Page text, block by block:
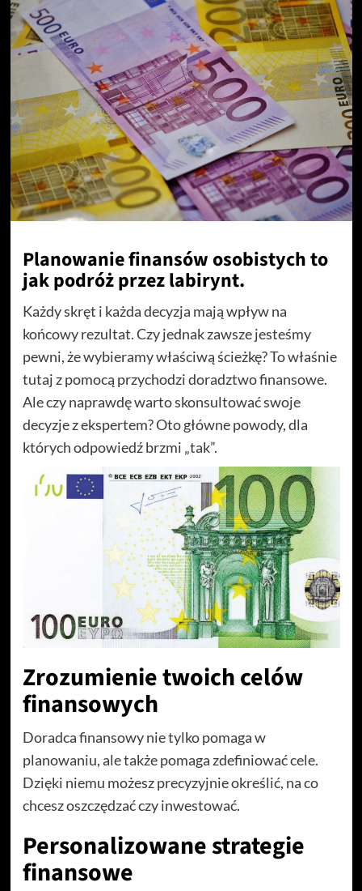
Planowanie finansów osobistych to
jak podróż przez labirynt.
Każdy skręt i każda decyzja mają wpływ na
końcowy rezultat. Czy jednak zawsze jesteśmy
pewni, że wybieramy właściwą ścieżkę? To właśnie
tutaj z pomocą przychodzi doradztwo finansowe.
Ale czy naprawdę warto skonsultować swoje
decyzje z ekspertem? Oto główne powody, dla
których odpowiedź brzmi „tak”.
Zrozumienie twoich celów
finansowych
Doradca finansowy nie tylko pomaga w
planowaniu, ale także pomaga zdefiniować cele.
Dzięki niemu możesz precyzyjnie określić, na co
chcesz oszczędzać czy inwestować.
Personalizowane strategie
finansowe